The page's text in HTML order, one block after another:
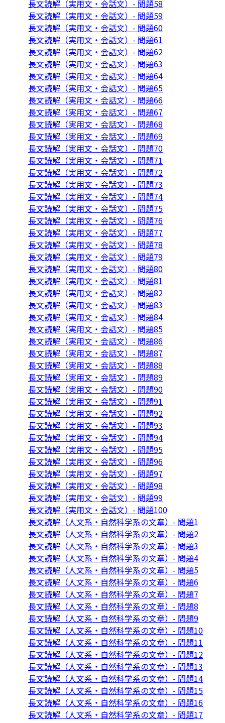
長文読解（実用文・会話文）- 問題58
長文読解（実用文・会話文）- 問題59
長文読解（実用文・会話文）- 問題60
長文読解（実用文・会話文）- 問題61
長文読解（実用文・会話文）- 問題62
長文読解（実用文・会話文）- 問題63
長文読解（実用文・会話文）- 問題64
長文読解（実用文・会話文）- 問題65
長文読解（実用文・会話文）- 問題66
長文読解（実用文・会話文）- 問題67
長文読解（実用文・会話文）- 問題68
長文読解（実用文・会話文）- 問題69
長文読解（実用文・会話文）- 問題70
長文読解（実用文・会話文）- 問題71
長文読解（実用文・会話文）- 問題72
長文読解（実用文・会話文）- 問題73
長文読解（実用文・会話文）- 問題74
長文読解（実用文・会話文）- 問題75
長文読解（実用文・会話文）- 問題76
長文読解（実用文・会話文）- 問題77
長文読解（実用文・会話文）- 問題78
長文読解（実用文・会話文）- 問題79
長文読解（実用文・会話文）- 問題80
長文読解（実用文・会話文）- 問題81
長文読解（実用文・会話文）- 問題82
長文読解（実用文・会話文）- 問題83
長文読解（実用文・会話文）- 問題84
長文読解（実用文・会話文）- 問題85
長文読解（実用文・会話文）- 問題86
長文読解（実用文・会話文）- 問題87
長文読解（実用文・会話文）- 問題88
長文読解（実用文・会話文）- 問題89
長文読解（実用文・会話文）- 問題90
長文読解（実用文・会話文）- 問題91
長文読解（実用文・会話文）- 問題92
長文読解（実用文・会話文）- 問題93
長文読解（実用文・会話文）- 問題94
長文読解（実用文・会話文）- 問題95
長文読解（実用文・会話文）- 問題96
長文読解（実用文・会話文）- 問題97
長文読解（実用文・会話文）- 問題98
長文読解（実用文・会話文）- 問題99
長文読解（実用文・会話文）- 問題100
長文読解（人文系・自然科学系の文章）- 問題1
長文読解（人文系・自然科学系の文章）- 問題2
長文読解（人文系・自然科学系の文章）- 問題3
長文読解（人文系・自然科学系の文章）- 問題4
長文読解（人文系・自然科学系の文章）- 問題5
長文読解（人文系・自然科学系の文章）- 問題6
長文読解（人文系・自然科学系の文章）- 問題7
長文読解（人文系・自然科学系の文章）- 問題8
長文読解（人文系・自然科学系の文章）- 問題9
長文読解（人文系・自然科学系の文章）- 問題10
長文読解（人文系・自然科学系の文章）- 問題11
長文読解（人文系・自然科学系の文章）- 問題12
長文読解（人文系・自然科学系の文章）- 問題13
長文読解（人文系・自然科学系の文章）- 問題14
長文読解（人文系・自然科学系の文章）- 問題15
長文読解（人文系・自然科学系の文章）- 問題16
長文読解（人文系・自然科学系の文章）- 問題17